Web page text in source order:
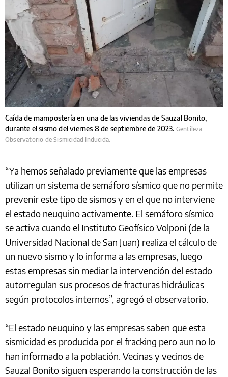
Caída de mampostería en una de las viviendas de Sauzal Bonito,
durante el sismo del viernes 8 de septiembre de 2023. Gentileza
Observatorio de Sismicidad Inducida.
“Ya hemos señalado previamente que las empresas
utilizan un sistema de semáforo sísmico que no permite
prevenir este tipo de sismos y en el que no interviene
el estado neuquino activamente. El semáforo sísmico
se activa cuando el Instituto Geofísico Volponi (de la
Universidad Nacional de San Juan) realiza el cálculo de
un nuevo sismo y lo informa a las empresas, luego
estas empresas sin mediar la intervención del estado
autorregulan sus procesos de fracturas hidráulicas
según protocolos internos”, agregó el observatorio.
“El estado neuquino y las empresas saben que esta
sismicidad es producida por el fracking pero aun no lo
han informado a la población. Vecinas y vecinos de
Sauzal Bonito siguen esperando la construcción de las